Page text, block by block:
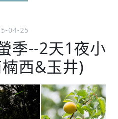
04-25
季--2天1夜小
西&玉井)